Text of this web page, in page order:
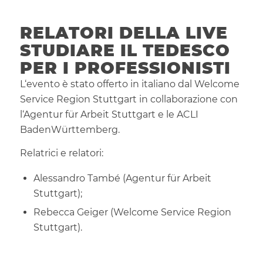
RELATORI DELLA LIVE
STUDIARE IL TEDESCO
PER I PROFESSIONISTI
L‘evento è stato offerto in italiano dal Welcome
Service Region Stuttgart in collaborazione con
l‘Agentur für Arbeit Stuttgart e le ACLI
BadenWürttemberg.
Relatrici e relatori:
Alessandro També (Agentur für Arbeit
Stuttgart);
Rebecca Geiger (Welcome Service Region
Stuttgart).